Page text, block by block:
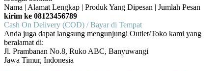
Nama | Alamat Lengkap | Produk Yang Dipesan | Jumlah Pesan
kirim ke 08123456789
Cash On Delivery (COD) / Bayar di Tempat
Anda juga dapat langsung mengunjungi Outlet/Toko kami yang
beralamat di:
Jl. Prambanan No.8, Ruko ABC, Banyuwangi
Jawa Timur, Indonesia